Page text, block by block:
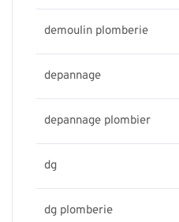
demoulin plomberie
depannage
depannage plombier
dg
dg plomberie